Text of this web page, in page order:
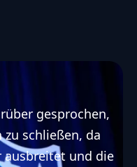
gesprochen,
schließen, da
ausbreitet und die